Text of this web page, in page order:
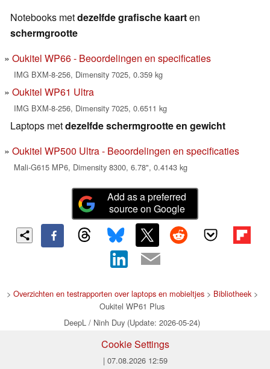
Notebooks metdezelfde grafische kaarten
schermgrootte
Oukitel WP66 - Beoordelingen en specificaties
IMG BXM-8-256, Dimensity 7025, 0.359 kg
Oukitel WP61 Ultra
IMG BXM-8-256, Dimensity 7025, 0.6511 kg
Laptops metdezelfde schermgrootte en gewicht
Oukitel WP500 Ultra - Beoordelingen en specificaties
Mali-G615 MP6, Dimensity 8300, 6.78", 0.4143 kg
Add as a preferred
source on Google
> Overzichten en testrapporten over laptops en mobieltjes> Bibliotheek>
Oukitel WP61 Plus
DeepL / Ninh Duy (Update: 2026-05-24)
Cookie Settings
| 07.08.2026 12:59